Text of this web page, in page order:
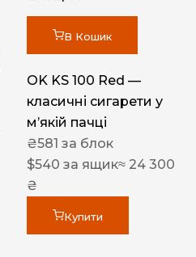
В Кошик
OK KS 100 Red —
класичні сигарети у
м’якій пачці
₴581 за блок
$540 за ящик≈ 24 300
₴
Купити